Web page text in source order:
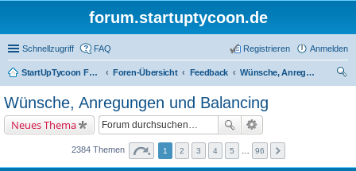
forum.startuptycoon.de
Schnellzugriff FAQ Anmelden
Registrieren
StartUpTycoon Forum Foren-Übersicht Feedback
Wünsche, Anregungen und Balancing
Wünsche, Anregungen und Balancing
Neues Thema
2384 Themen 1 2 3 4 5 96